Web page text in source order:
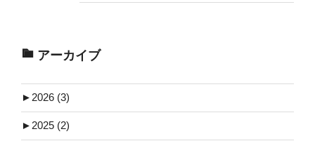
アーカイブ
► 2026 (3)
► 2025 (2)